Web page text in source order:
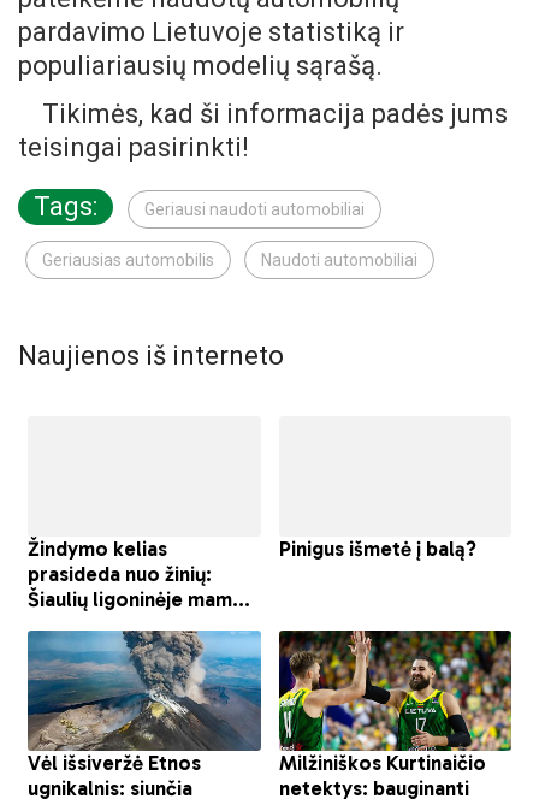
pardavimo Lietuvoje statistiką ir
populiariausių modelių sąrašą.
Tikimės, kad ši informacija padės jums
teisingai pasirinkti!
Tags:
Geriausi naudoti automobiliai
Geriausias automobilis Naudoti automobiliai
Naujienos iš interneto